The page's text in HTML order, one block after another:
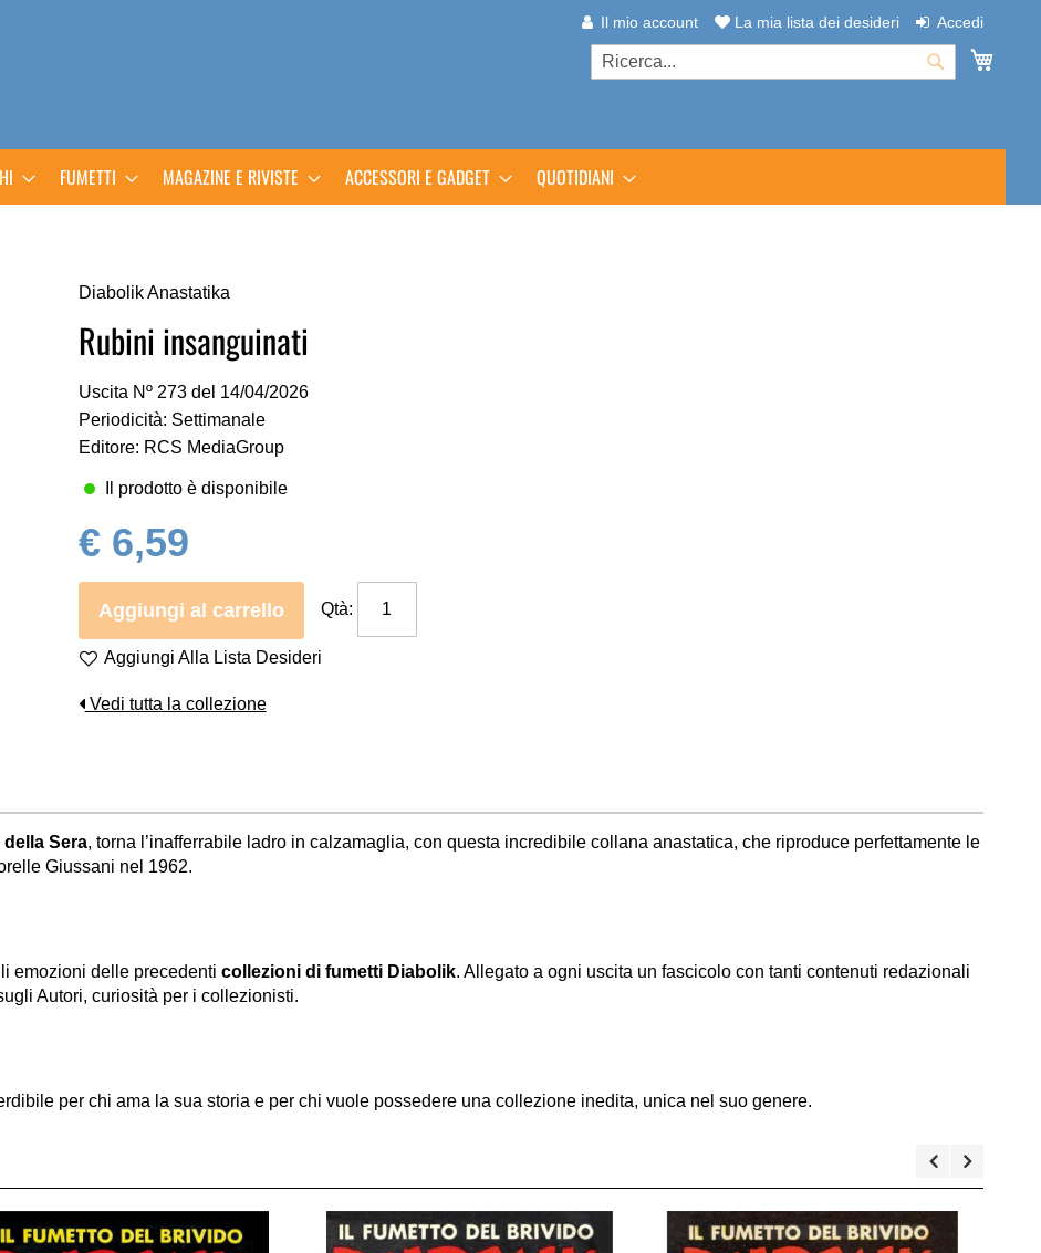
Il mio account La mia lista dei desideri Accedi
Cerca
FUMETTI MAGAZINE E RIVISTE ACCESSORI E GADGET QUOTIDIANI
Diabolik Anastatika
Rubini insanguinati
Uscita Nº 273 del 14/04/2026
Periodicità: Settimanale
Editore: RCS MediaGroup
Il prodotto è disponibile
€ 6,59
Aggiungi al carrello Qtà:
Aggiungi Alla Lista Desideri
Vedi tutta la collezione
Sera, torna l’inafferrabile ladro in calzamaglia, con questa incredibile collana anastatica, che riproduce perfettamente le
Giussani nel 1962.
emozioni delle precedenti collezioni di fumetti Diabolik. Allegato a ogni uscita un fascicolo con tanti contenuti redazionali
Autori, curiosità per i collezionisti.
per chi ama la sua storia e per chi vuole possedere una collezione inedita, unica nel suo genere.